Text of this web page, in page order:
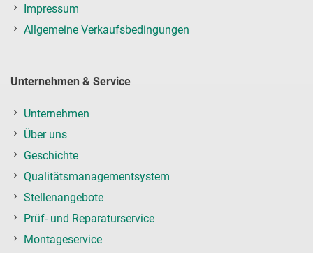
Impressum
Allgemeine Verkaufsbedingungen
Unternehmen & Service
Unternehmen
Über uns
Geschichte
Qualitätsmanagementsystem
Stellenangebote
Prüf- und Reparaturservice
Montageservice